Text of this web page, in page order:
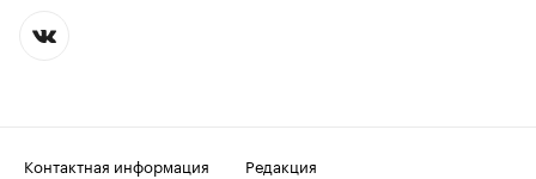
Контактная информация
Редакция